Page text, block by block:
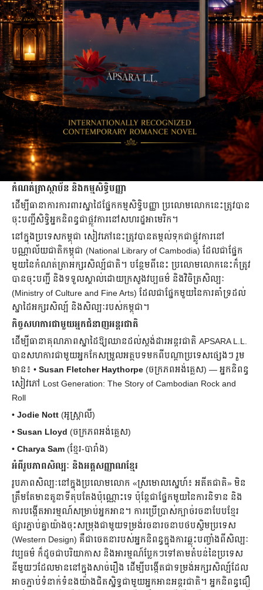
កំណត់ត្រាស្ថាប័ន និងកម្មសិទ្ធិបញ្ញា
ដើម្បីធានាការការពារស្នាដៃផ្នែកកម្មសិទ្ធិបញ្ញា ប្រលោមលោកនេះត្រូវបាន
ចុះបញ្ជីសិទ្ធិអ្នកនិពន្ធជាផ្លូវការនៅសហរដ្ឋអាមេរិក។
នៅក្នុងប្រទេសកម្ពុជា សៀវភៅនេះត្រូវបានតម្កល់ទុកជាផ្លូវការនៅ
បណ្ណាល័យជាតិកម្ពុជា (National Library of Cambodia) ដែលជាផ្នែក
មួយនៃកំណត់ត្រាអក្សរសិល្ប៍ជាតិ។ បន្ថែមពីនេះ ប្រលោមលោកនេះក៏ត្រូវ
បានចុះបញ្ជី និងទទួលស្គាល់ដោយក្រសួងវប្បធម៌ និងវិចិត្រសិល្បៈ
(Ministry of Culture and Fine Arts) ដែលជាផ្នែកមួយនៃការគាំទ្រដល់
ស្នាដៃអក្សរសិល្ប៍ និងសិល្បៈរបស់កម្ពុជា។
កិច្ចសហការជាមួយអ្នកជំនាញអន្តរជាតិ
ដើម្បីធានាគុណភាពស្នាដៃឱ្យឈានដល់ស្តង់ដារអន្តរជាតិ APSARA L.L.
បានសហការជាមួយអ្នកកែសម្រួលអត្ថបទមកពីបណ្តាប្រទេសផ្សេងៗ រួម
មាន៖ • Susan Fletcher Haythorpe (ចក្រភពអង់គ្លេស) — អ្នកនិពន្ធ
សៀវភៅ Lost Generation: The Story of Cambodian Rock and
Roll
• Jodie Nott (អូស្ត្រាលី)
• Susan Lloyd (ចក្រភពអង់គ្លេស)
• Charya Sam (ខ្មែរ-បារាំង)
អំពីរូបភាពសិល្បៈ និងអត្តសញ្ញាណខ្មែរ
រូបភាពសិល្បៈនៅក្នុងប្រលោមលោក «ស្រមោលស្នេហ៍៖ អតីតជាតិ» មិន
ត្រឹមតែមានតួនាទីតុបតែងប៉ុណ្ណោះទេ ប៉ុន្តែជាផ្នែកមួយនៃការនិទាន និង
ការបង្កើតអារម្មណ៍សម្រាប់អ្នកអាន។ ការប្រើប្រាស់ក្បាច់រចនាបែបខ្មែរ
ផ្សារភ្ជាប់គ្នាយ៉ាងចុះសម្រុងជាមួយទម្រង់រចនារចនាបថបស្ចិមប្រទេស
(Western Design) គឺជាចេតនារបស់អ្នកនិពន្ធក្នុងការឆ្លុះបញ្ចាំងពីសិល្បៈ
វប្បធម៌ ក៏ដូចជាបរិយាកាស និងអារម្មណ៍ប្លែកៗទៅតាមតំបន់នៃប្រទេស
នីមួយៗដែលមាននៅក្នុងសាច់រឿង ដើម្បីបង្កើតជាទម្រង់អក្សរសិល្ប៍ដែល
អាចភ្ជាប់ទំនាក់ទំនងយ៉ាងជិតស្និទ្ធជាមួយអ្នកអានអន្តរជាតិ។ អ្នកនិពន្ធជឿ